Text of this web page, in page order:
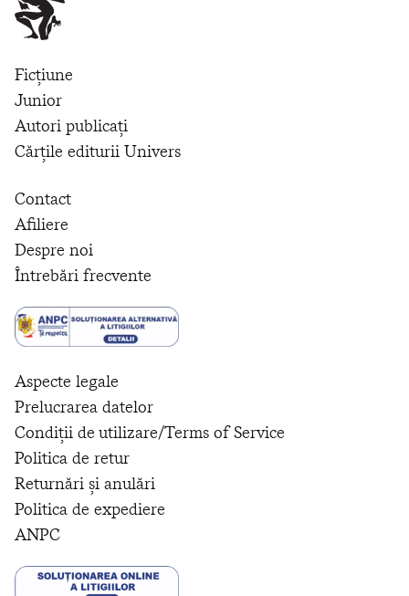
Ficțiune
Junior
Autori publicați
Cărțile editurii Univers
Contact
Afiliere
Despre noi
Întrebări frecvente
Aspecte legale
Prelucrarea datelor
Condiții de utilizare/Terms of Service
Politica de retur
Returnări și anulări
Politica de expediere
ANPC